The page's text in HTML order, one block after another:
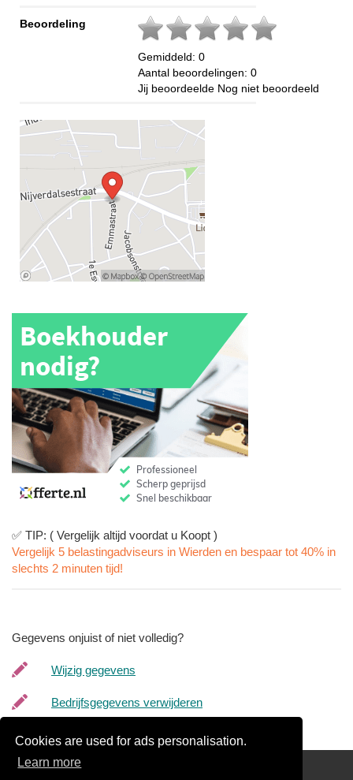
Cookies are used for ads personalisation.
Learn more
Beoordeling
Gemiddeld: 0
Aantal beoordelingen: 0
Jij beoordeelde Nog niet beoordeeld
✅ TIP: ( Vergelijk altijd voordat u Koopt )
Vergelijk 5 belastingadviseurs in Wierden en bespaar tot 40% in
slechts 2 minuten tijd!
Gegevens onjuist of niet volledig?
Wijzig gegevens
Bedrijfsgegevens verwijderen
Links